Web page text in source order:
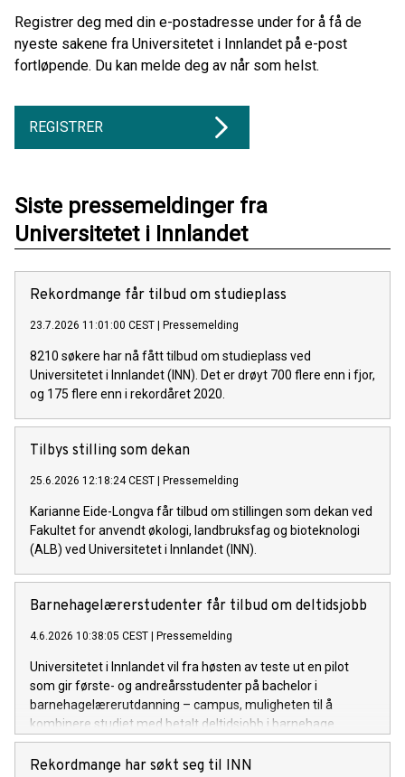
Registrer deg med din e-postadresse under for å få de
nyeste sakene fra Universitetet i Innlandet på e-post
fortløpende. Du kan melde deg av når som helst.
REGISTRER
Siste pressemeldinger fra
Universitetet i Innlandet
Rekordmange får tilbud om studieplass
23.7.2026 11:01:00 CEST | Pressemelding
8210 søkere har nå fått tilbud om studieplass ved
Universitetet i Innlandet (INN). Det er drøyt 700 flere enn i fjor,
og 175 flere enn i rekordåret 2020.
Tilbys stilling som dekan
25.6.2026 12:18:24 CEST | Pressemelding
Karianne Eide-Longva får tilbud om stillingen som dekan ved
Fakultet for anvendt økologi, landbruksfag og bioteknologi
(ALB) ved Universitetet i Innlandet (INN).
Barnehagelærerstudenter får tilbud om deltidsjobb
4.6.2026 10:38:05 CEST | Pressemelding
Universitetet i Innlandet vil fra høsten av teste ut en pilot
som gir første- og andreårsstudenter på bachelor i
barnehagelærerutdanning – campus, muligheten til å
kombinere studiet med betalt deltidsjobb i barnehage.
Rekordmange har søkt seg til INN